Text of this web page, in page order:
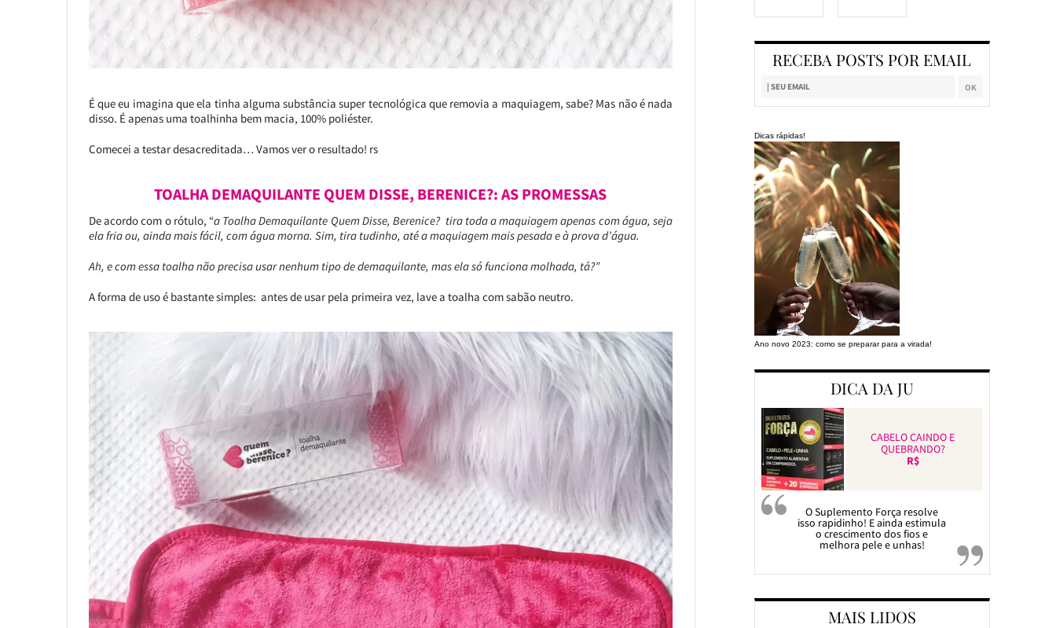
É que eu imagina que ela tinha alguma substância super tecnológica que removia a maquiagem, sabe? Mas não é nada
disso. É apenas uma toalhinha bem macia, 100% poliéster.
Comecei a testar desacreditada… Vamos ver o resultado! rs
TOALHA DEMAQUILANTE QUEM DISSE, BERENICE?: AS PROMESSAS
De acordo com o rótulo, “a Toalha Demaquilante Quem Disse, Berenice? tira toda a maquiagem apenas com água, seja
ela fria ou, ainda mais fácil, com água morna. Sim, tira tudinho, até a maquiagem mais pesada e à prova d’água.
Ah, e com essa toalha não precisa usar nenhum tipo de demaquilante, mas ela só funciona molhada, tá?”
A forma de uso é bastante simples: antes de usar pela primeira vez, lave a toalha com sabão neutro.
RECEBA POSTS POR EMAIL
Dicas rápidas!
Ano novo 2023: como se preparar para a virada!
DICA DA JU
CABELO CAINDO E
QUEBRANDO?
R$
O Suplemento Força resolve
isso rapidinho! E ainda estimula
o crescimento dos fios e
melhora pele e unhas!
MAIS LIDOS